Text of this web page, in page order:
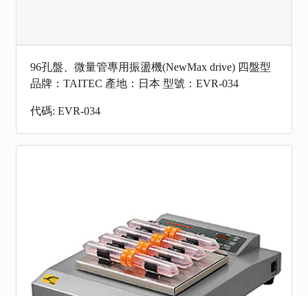
96孔盤、微量管專用振盪機(NewMax drive) 四盤型
品牌：TAITEC 產地：日本 型號：EVR-034
代碼: EVR-034